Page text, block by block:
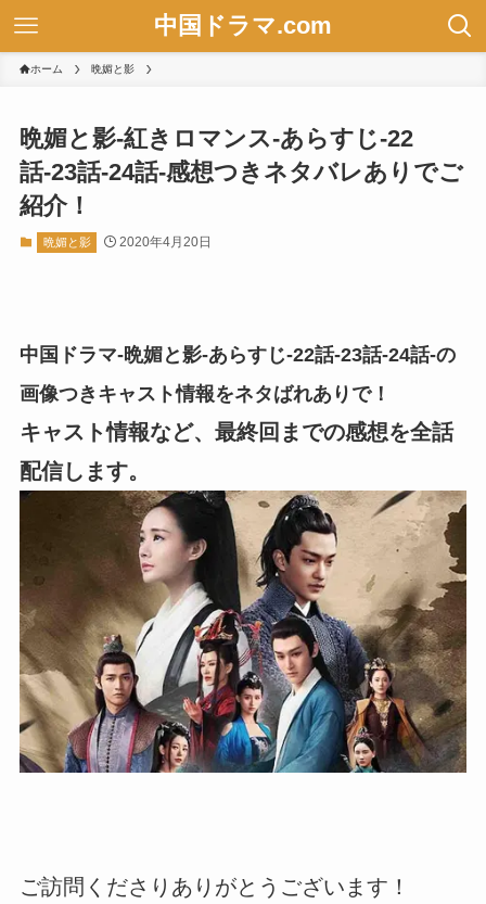
中国ドラマ.com
ホーム 晩媚と影
晩媚と影-紅きロマンス-あらすじ-22
話-23話-24話-感想つきネタバレありでご
紹介！
晩媚と影 2020年4月20日
中国ドラマ-晩媚と影-あらすじ-22話-23話-24話-の
画像つきキャスト情報をネタばれありで！
キャスト情報など、最終回までの感想を全話
配信します。
ご訪問くださりありがとうございます！